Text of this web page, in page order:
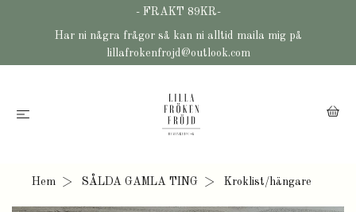
- FRAKT 89KR-
Har ni några frågor så kan ni alltid maila mig på
lillafrokenfrojd@outlook.com
Hem SÅLDA GAMLA TING Kroklist/hängare